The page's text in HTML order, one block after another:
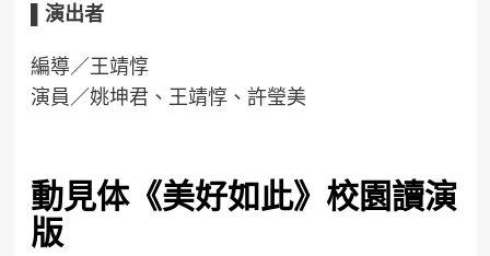
▌演出者
編導／王靖惇
演員／姚坤君、王靖惇、許瑩美
動見体《美好如此》校園讀演
版